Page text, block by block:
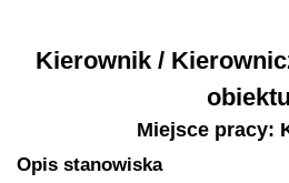
Kierownik /
obiektu
Miejsce pracy:
Opis stanowiska